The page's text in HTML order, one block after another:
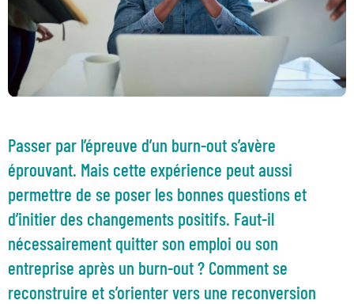
Passer par l’épreuve d’un burn-out s’avère
éprouvant. Mais cette expérience peut aussi
permettre de se poser les bonnes questions et
d’initier des changements positifs. Faut-il
nécessairement quitter son emploi ou son
entreprise après un burn-out ? Comment se
reconstruire et s’orienter vers une reconversion